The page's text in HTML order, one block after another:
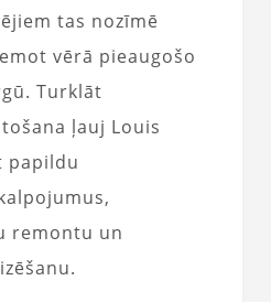
tas nozīmē
vērā pieaugošo
Turklāt
ļauj Louis
papildu
remontu un